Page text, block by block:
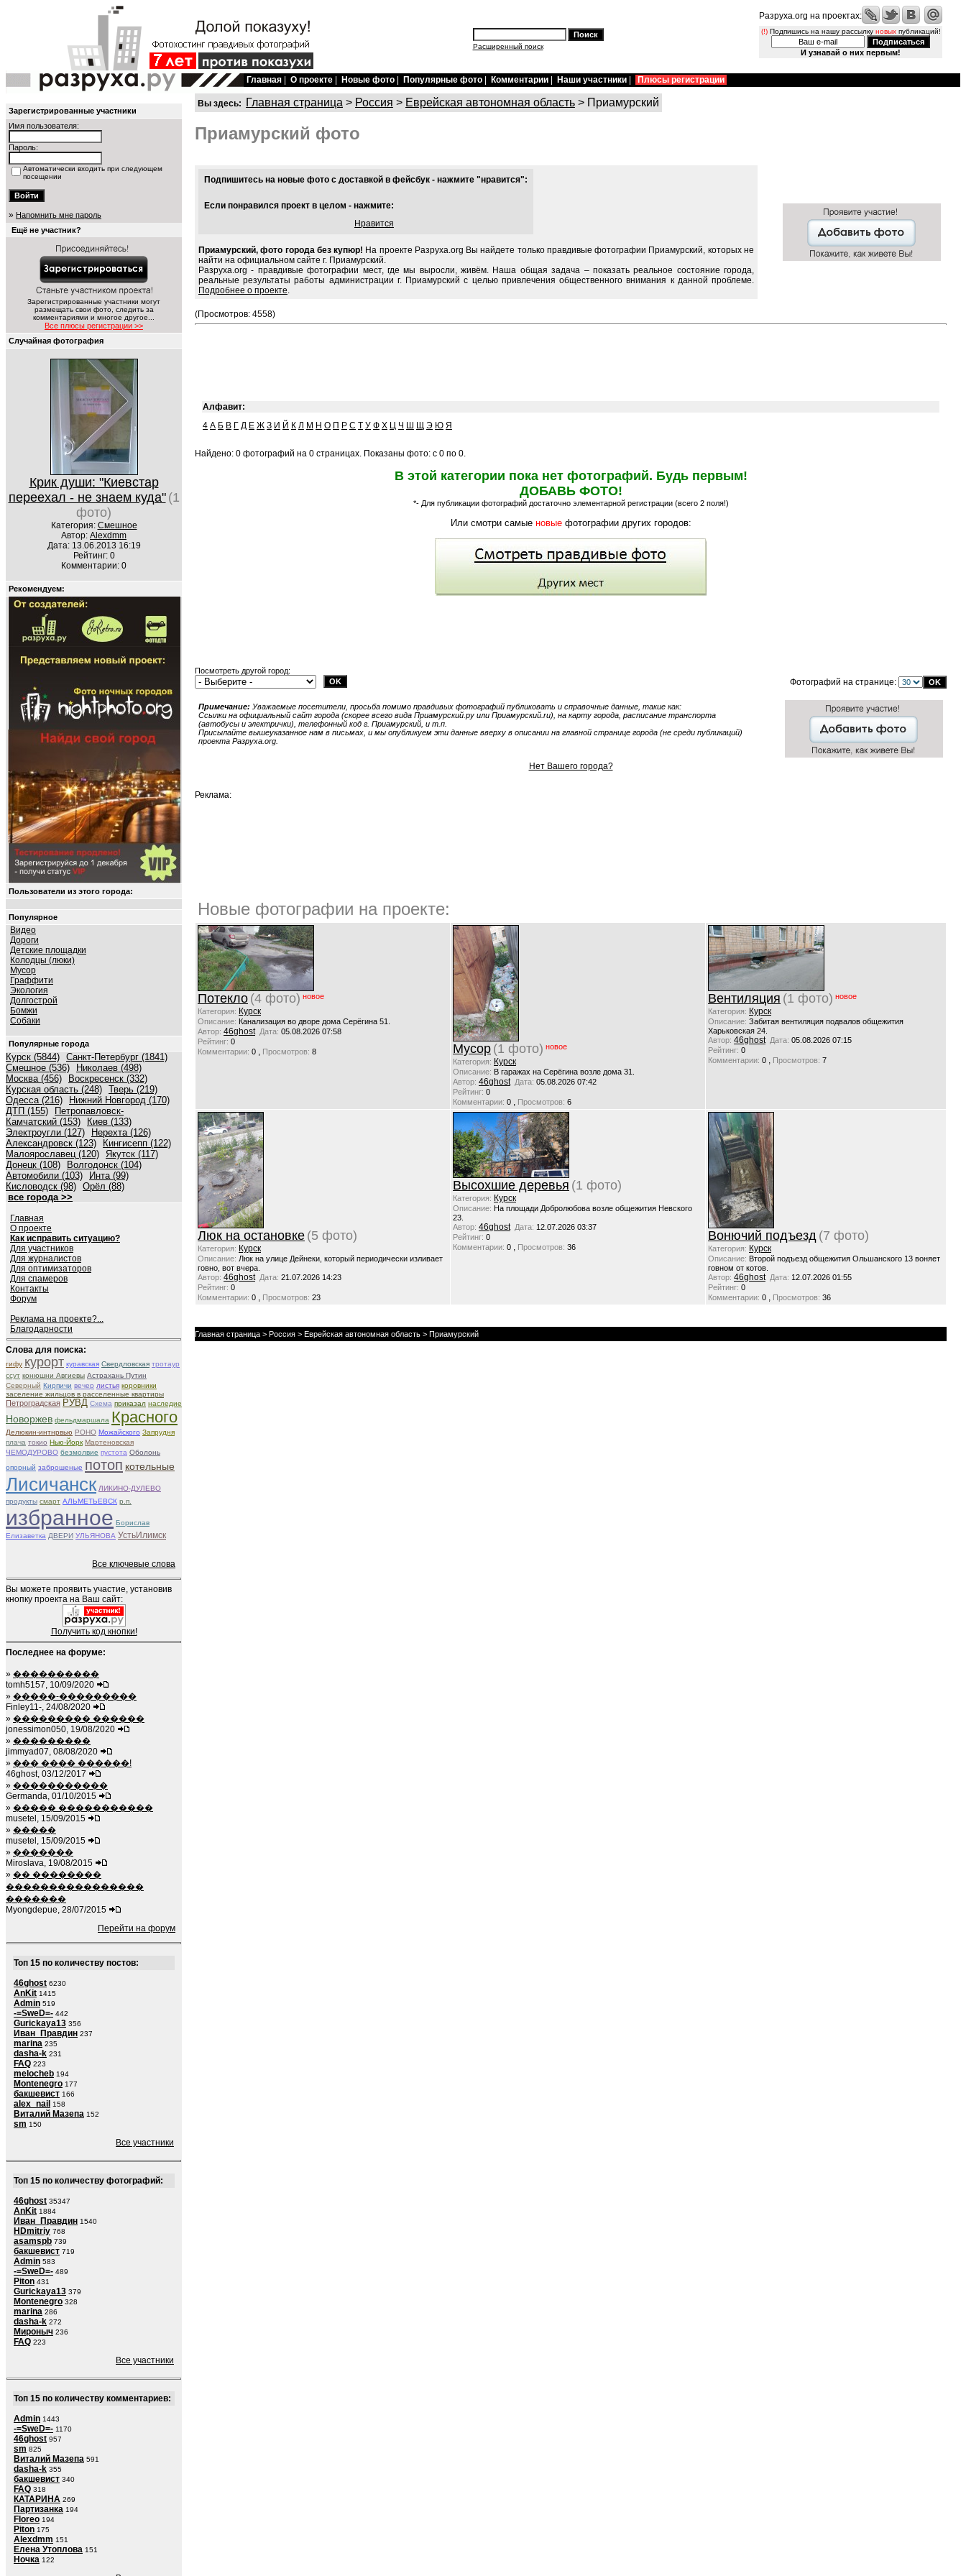
Расширенный поиск
Разруха.org на проектах:
(!)Подпишись на нашу рассылку новыхпубликаций!
И узнавай о них первым!
Главная О проекте Новые фото Популярные фото Комментарии Наши участники Плюсы регистрации
Зарегистрированные участники
Имя пользователя:
Пароль:
Автоматически входить при следующем
посещении
» Напомнить мне пароль
Ещё не участник?
Зарегистрированные участники могут
размещать свои фото, следить за
комментариями и многое другое...
Все плюсы регистрации >>
Случайная фотография
Крик души: "Киевстар
переехал - не знаем куда" (1
фото)
Категория: Смешное
Автор: Alexdmm
Дата: 13.06.2013 16:19
Рейтинг: 0
Комментарии: 0
Рекомендуем:
Пользователи из этого города:
Популярное
Видео
Дороги
Детские площадки
Колодцы (люки)
Мусор
Граффити
Экология
Долгострой
Бомжи
Собаки
Популярные города
Курск (5844) Санкт-Петербург (1841)
Смешное (536)
Николаев (498)
Москва (456)
Воскресенск (332)
Курская область (248) Тверь (219)
Одесса (216)
Нижний Новгород (170)
ДТП (155)
Петропавловск-
Камчатский (153)
Киев (133)
Электроугли (127)
Нерехта (126)
Александровск (123)
Кингисепп (122)
Малоярославец (120) Якутск (117)
Донецк (108)
Волгодонск (104)
Автомобили (103)
Инта (99)
Кисловодск (98) Орёл (88)
все города >>
Главная
О проекте
Как исправить ситуацию?
Для участников
Для журналистов
Для оптимизаторов
Для спамеров
Контакты
Форум
Реклама на проекте?...
Благодарности
Слова для поиска:
гифу курорт куравская Свердловская тротаур
ссут конюшни Авгиевы Астрахань Путин
Северный Кирпичи вечер листья коровники
заселение жильцов в расселенные квартиры
Петроградская РУВД Схема приказал наследие
Новоржев фельдмаршала Красного
Делюкин-интнрвью РОНО Можайского Запрудня
плача токио Нью-Йорк Мартеновская
ЧЕМОДУРОВО безмолвие пустота Оболонь
опорный заброшеные потоп котельные
Лисичанск ЛИКИНО-ДУЛЕВО
продукты смарт АЛЬМЕТЬЕВСК р.п.
избранное Борислав
Елизаветка ДВЕРИ УЛЬЯНОВА УстьИлимск
Все ключевые слова
Вы можете проявить участие, установив
кнопку проекта на Ваш сайт:
Получить код кнопки!
Последнее на форуме:
» ����������
tomh5157, 10/09/2020
» �����-���������
Finley11-, 24/08/2020
» ��������� ������
jonessimon050, 19/08/2020
» ���������
jimmyad07, 08/08/2020
» ��� ���� ������!
46ghost, 03/12/2017
» �����������
Germanda, 01/10/2015
» ����� �����������
musetel, 15/09/2015
» �����
musetel, 15/09/2015
» �������
Miroslava, 19/08/2015
» �� ��������
����������������
�������
Myongdepue, 28/07/2015
Перейти на форум
Топ 15 по количеству постов:
46ghost 6230
AnKit 1415
Admin 519
-=SweD=- 442
Gurickaya13 356
Иван_Правдин 237
marina 235
dasha-k 231
FAQ 223
melocheb 194
Montenegro 177
бакшевист 166
alex_nail 158
Виталий Мазепа 152
sm 150
Все участники
Топ 15 по количеству фотографий:
46ghost 35347
AnKit 1884
Иван_Правдин 1540
HDmitriy 768
asamspb 739
бакшевист 719
Admin 583
-=SweD=- 489
Piton 431
Gurickaya13 379
Montenegro 328
marina 286
dasha-k 272
Мироныч 236
FAQ 223
Все участники
Топ 15 по количеству комментариев:
Admin 1443
-=SweD=- 1170
46ghost 957
sm 825
Виталий Мазепа 591
dasha-k 355
бакшевист 340
FAQ 318
КАТАРИНА 269
Партизанка 194
Floreo 194
Piton 175
Alexdmm 151
Елена Утоплова 151
Ночка 122
Вы здесь: Главная страница > Россия > Еврейская автономная область > Приамурский
Приамурский фото
Подпишитесь на новые фото с доставкой в фейсбук - нажмите "нравится":
Если понравился проект в целом - нажмите:
Нравится
Приамурский, фото города без купюр! На проекте Разруха.org Вы найдете только правдивые фотографии Приамурский, которых не
найти на официальном сайте г. Приамурский.
Разруха.org - правдивые фотографии мест, где мы выросли, живём. Наша общая задача – показать реальное состояние города,
реальные результаты работы администрации г. Приамурский с целью привлечения общественного внимания к данной проблеме.
Подробнее о проекте.
(Просмотров: 4558)
Алфавит:
4 А Б В Г Д Е Ж З И Й К Л М Н О П Р С Т У Ф Х Ц Ч Ш Щ Э Ю Я
Найдено: 0 фотографий на 0 страницах. Показаны фото: с 0 по 0.
В этой категории пока нет фотографий. Будь первым!
ДОБАВЬ ФОТО!
*- Для публикации фотографий достаточно элементарной регистрации (всего 2 поля!)
Или смотри самые новыефотографии других городов:
Посмотреть другой город:
Фотографий на странице:
Примечание: Уважаемые посетители, просьба помимо правдивых фотографий публиковать и справочные данные, такие как:
Ссылки на официальный сайт города (скорее всего вида Приамурский.ру или Приамурский.ru), на карту города, расписание транспорта
(автобусы и электрички), телефонный код г. Приамурский, и т.п.
Присылайте вышеуказанное нам в письмах, и мы опубликуем эти данные вверху в описании на главной странице города (не среди публикаций)
проекта Разруха.org.
Нет Вашего города?
Реклама:
Новые фотографии на проекте:
Потекло (4 фото) новое
Категория: Курск
Описание: Канализация во дворе дома Серёгина 51.
Автор: 46ghost Дата: 05.08.2026 07:58
Рейтинг: 0
Комментарии: 0 , Просмотров: 8 Мусор (1 фото) новое
Категория: Курск
Описание: В гаражах на Серёгина возле дома 31.
Автор: 46ghost Дата: 05.08.2026 07:42
Рейтинг: 0
Комментарии: 0 , Просмотров: 6
Вентиляция (1 фото) новое
Категория: Курск
Описание: Забитая вентиляция подвалов общежития
Харьковская 24.
Автор: 46ghost Дата: 05.08.2026 07:15
Рейтинг: 0
Комментарии: 0 , Просмотров: 7
Люк на остановке (5 фото)
Категория: Курск
Описание: Люк на улице Дейнеки, который периодически изливает
говно, вот вчера.
Автор: 46ghost Дата: 21.07.2026 14:23
Рейтинг: 0
Комментарии: 0 , Просмотров: 23
Высохшие деревья (1 фото)
Категория: Курск
Описание: На площади Добролюбова возле общежития Невского
23.
Автор: 46ghost Дата: 12.07.2026 03:37
Рейтинг: 0
Комментарии: 0 , Просмотров: 36
Вонючий подъезд (7 фото)
Категория: Курск
Описание: Второй подъезд общежития Ольшанского 13 воняет
говном от котов.
Автор: 46ghost Дата: 12.07.2026 01:55
Рейтинг: 0
Комментарии: 0 , Просмотров: 36
Главная страница > Россия > Еврейская автономная область > Приамурский